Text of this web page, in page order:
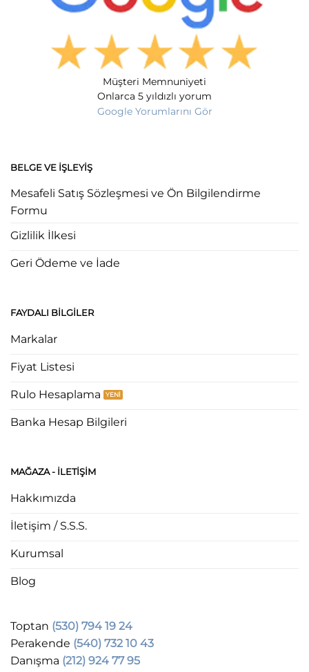
Müşteri Memnuniyeti
Onlarca 5 yıldızlı yorum
Google Yorumlarını Gör
BELGE VE İŞLEYIŞ
Mesafeli Satış Sözleşmesi ve Ön Bilgilendirme
Formu
Gizlilik İlkesi
Geri Ödeme ve İade
FAYDALI BILGILER
Markalar
Fiyat Listesi
Rulo Hesaplama
Banka Hesap Bilgileri
MAĞAZA - ILETIŞIM
Hakkımızda
İletişim / S.S.S.
Kurumsal
Blog
Toptan (530) 794 19 24
Perakende (540) 732 10 43
Danışma (212) 924 77 95